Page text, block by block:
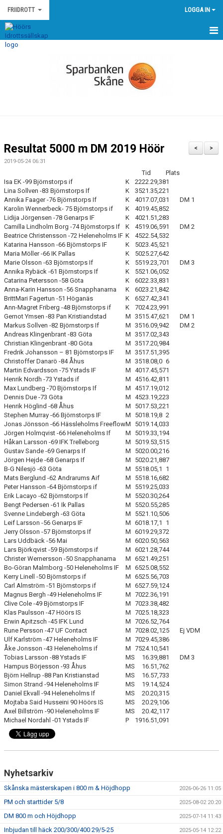
FRIIDROTT LOGGA IN
HEM
BILDGALLERI
DOKUMENT
KONTAKT
EGNA TÄVLINGAR
ATT TÄVLA I FRIIDROTT
>
<
Resultat 5000 m DM 2019 Höör
2019-05-24 06:31
Tid
Plats
Isa EK -99 Björnstorps if
K 2222.29,381
Lina Sollven -83 Björnstorps If
K 3521.35,221
Annika Faager -76 Björnstorps If
K 4017.07,031
DM 1
Karolin Wennerbeck- 75 Björnstorps if
K 4019.45,852
Lidija Jörgensen -78 Genarps IF
K 4021.51,283
Camilla Lindholm Borg -74 Björnstorps If
K 4519.06,591
DM 2
Beatrice Christensson -72 Heleneholms IF K 4522.54,532
Katarina Hansson -66 Björnstorps IF
K 5023.45,521
Maria Möller -66 IK Pallas
K 5025.27,642
Marie Olsson -63 Björnstorps If
K 5519.23,701
DM 3
Annika Rybäck -61 Björnstorps If
K 5521.06,052
Catarina Petersson -58 Göta
K 6022.33,831
Anna-Karin Hansson -56 Snapphanarna
K 6023.21,842
BrittMari Fagertun -51 Höganäs
K 6527.42,341
Ann-Magret Friberg -48 Björnstorps if
K 7024.23,991
Gernot Ymsen -83 Pan Kristiandstad
M 3515.47,621
DM 1
Markus Sollven -82 Björnstorps If
M 3516.09,942
DM 2
Andreas Klingenbrant -83 Göta
M 3517.02,343
Christian Klingenbrant -80 Göta
M 3517.20,984
Fredrik Johansson – 81 Björnstorps IF
M 3517.51,395
Christoffer Danarö -84 Åhus
M 3518.08,0 6
Martin Edvardsson -75 Ystads IF
M 4017.45,571
Henrik Nordh -73 Ystads if
M 4516.42,81 1
Max Lundberg -70 Björnstorps If
M 4517.19,012
Dennis Due -73 Göta
M 4523.19,223
Henrik Höglind -68 Åhus
M 5017.53,221
Stephen Murray -66 Björnstorps IF
M 5018.19,8 2
Jonas Jönsson -66 Hässleholms FreeflowM 5019.14,033
Jörgen Holmqvist -66 Heleneholms If
M 5019.33,194
Håkan Larsson -69 IFK Trelleborg
M 5019.53,51 5
Gustav Sande -69 Genarps If
M 5020.00,216
Jörgen Hejde -68 Genarps If
M 5020.21,887
B-G Nilesjö -63 Göta
M 5518.05,1
1
Mats Berglund -62 Andrarums Aif
M 5518.16,682
Peter Hansson -64 Björnstorps if
M 5519.25,033
Erik Lacayo -62 Björnstorps If
M 5520.30,264
Bengt Pedersen -61 Ik Pallas
M 5520.55,285
Svenne Lindebergh -63 Göta
M 5521.10,506
Leif Larsson -56 Genarps IF
M 6018.17,1
1
Jerry Olsson -57 Björnstorps If
M 6019.29,372
Lars Uddbäck -56 Mai
M 6020.50,563
Lars Björkqvist -59 Björnstorps if
M 6021.28,744
Christer Wernersson -50 Snapphanarna
M 6521.49,251
Bo-Göran Malmborg -50 Heleneholms IF
M 6525.08,552
Kerry Linell -50 Björnstorps if
M 6525.56,703
Carl Almström -51 Björnstorps if
M 6527.59,124
Magnus Bergh -49 Heleneholms IF
M 7022.36,191
Clive Cole -49 Björnstorps IF
M 7023.38,482
Klas Paulsson -47 Höörs IS
M 7025.18,323
Erwin Apitzsch -45 IFK Lund
M 7026.52,764
Rune Persson -47 UF Contact
M 7028.02,125
Ej VDM
Ulf Karlström -47 Heleneholms IF
M 7029.45,386
Åke Jonsson -43 Heleneholms if
M 7524.10,541
Tobias Larsson -88 Ystads IF
MS 16.39,881
DM 3
Hampus Börjesson -93 Åhus
MS 16.51,762
Björn Hellrup -88 Pan Kristianstad
MS 16.57,733
Simon Strand -94 Heleneholms IF
MS 19.14,524
Daniel Ekvall -94 Heleneholms If
MS 20.20,31 5
Mojtaba Said Husseini 90 Höörs IS
MS 20.29,106
Axel Billström -90 Heleneholms IF
MS 20.42,117
Michael Nordahl -01 Ystads IF
P 1916.51,091
Nyhetsarkiv
Skånska mästerskapen i 800 m & Höjdhopp 2026-06-26 11:05
PM och starttider 5/8 2025-08-02 20:20
DM 800 m och Höjdhopp 2025-07-14 11:43
Inbjudan till häck 200/300/400 29/5-25 2025-05-14 12:22